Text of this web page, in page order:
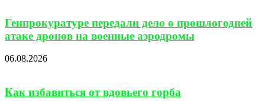
Генпрокуратуре передали дело о прошлогодней
атаке дронов на военные аэродромы
06.08.2026
Как избавиться от вдовьего горба